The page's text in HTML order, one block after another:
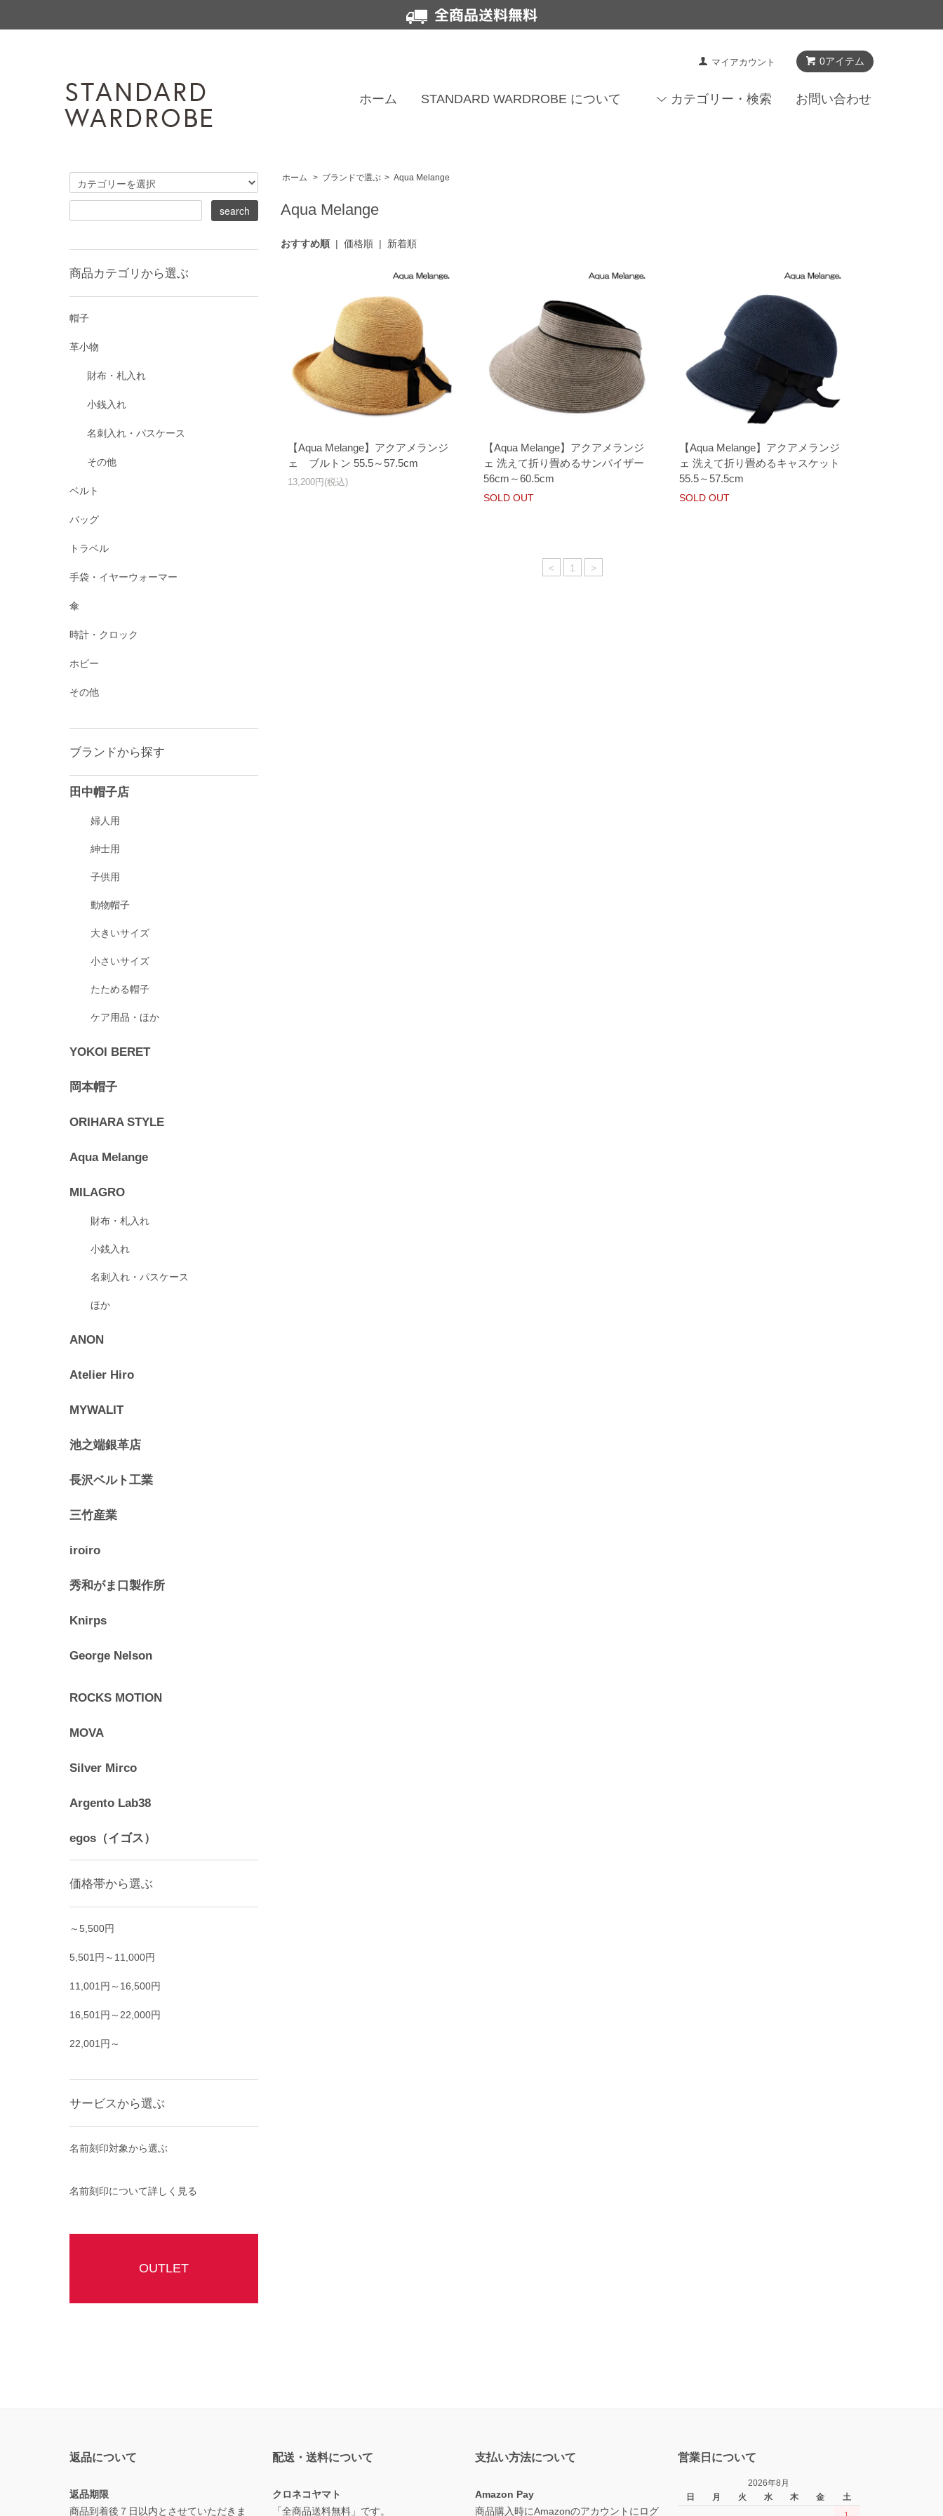
全商品送料無料
0アイテム
マイアカウント
ホーム STANDARD WARDROBE について カテゴリー・検索 お問い合わせ
ホーム > ブランドで選ぶ > Aqua Melange
Aqua Melange
おすすめ順| 価格順| 新着順
【Aqua Melange】アクアメランジ
ェ ブルトン 55.5～57.5cm
13,200円(税込)
【Aqua Melange】アクアメランジ
ェ 洗えて折り畳めるサンバイザー
56cm～60.5cm
SOLD OUT
【Aqua Melange】アクアメランジ
ェ 洗えて折り畳めるキャスケット
55.5～57.5cm
SOLD OUT
< 1 >
商品カテゴリから選ぶ
帽子
革小物
財布・札入れ
小銭入れ
名刺入れ・パスケース
その他
ベルト
バッグ
トラベル
手袋・イヤーウォーマー
傘
時計・クロック
ホビー
その他
ブランドから探す
田中帽子店
婦人用
紳士用
子供用
動物帽子
大きいサイズ
小さいサイズ
たためる帽子
ケア用品・ほか
YOKOI BERET
岡本帽子
ORIHARA STYLE
Aqua Melange
MILAGRO
財布・札入れ
小銭入れ
名刺入れ・パスケース
ほか
ANON
Atelier Hiro
MYWALIT
池之端銀革店
長沢ベルト工業
三竹産業
iroiro
秀和がま口製作所
Knirps
George Nelson
ROCKS MOTION
MOVA
Silver Mirco
Argento Lab38
egos（イゴス）
価格帯から選ぶ
～5,500円
5,501円～11,000円
11,001円～16,500円
16,501円～22,000円
22,001円～
サービスから選ぶ
名前刻印対象から選ぶ
名前刻印について詳しく見る
OUTLET
返品について
返品期限
商品到着後７日以内とさせていただきま
配送・送料について
クロネコヤマト
「全商品送料無料」です。
支払い方法について
Amazon Pay
商品購入時にAmazonのアカウントにログ
営業日について
2026年8月
日
月 火 水 木 金
土